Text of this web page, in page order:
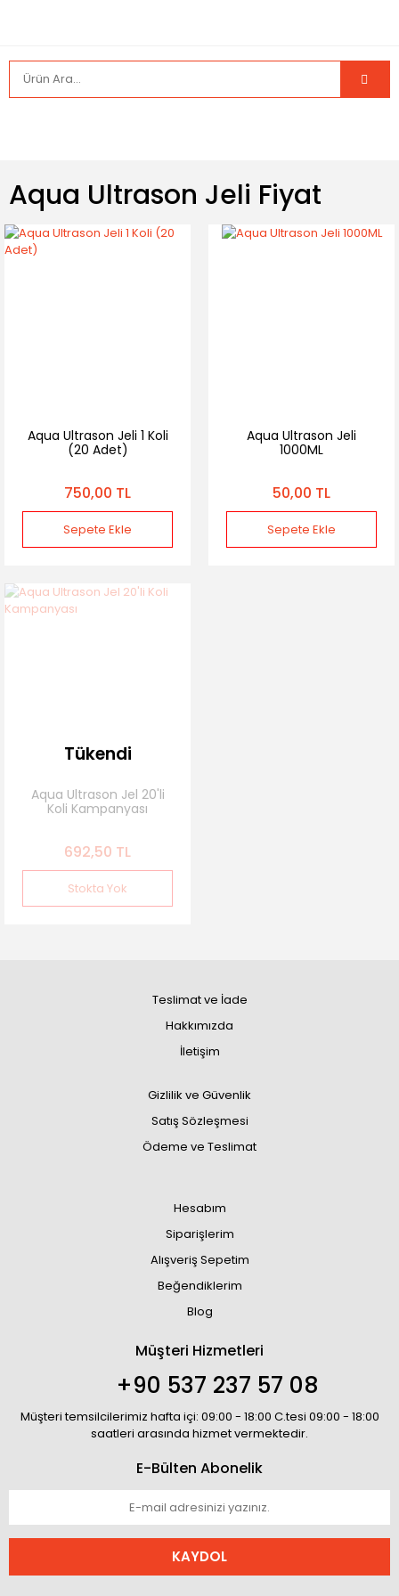
Aqua Ultrason Jeli Fiyat
Aqua Ultrason Jeli 1 Koli
(20 Adet)
750,00 TL
Sepete Ekle
Aqua Ultrason Jeli
1000ML
50,00 TL
Sepete Ekle
Tükendi
Aqua Ultrason Jel 20'li
Koli Kampanyası
692,50 TL
Stokta Yok
Teslimat ve İade
Hakkımızda
İletişim
Gizlilik ve Güvenlik
Satış Sözleşmesi
Ödeme ve Teslimat
Hesabım
Siparişlerim
Alışveriş Sepetim
Beğendiklerim
Blog
Müşteri Hizmetleri
+90 537 237 57 08
Müşteri temsilcilerimiz hafta içi: 09:00 - 18:00 C.tesi 09:00 - 18:00
saatleri arasında hizmet vermektedir.
E-Bülten Abonelik
KAYDOL